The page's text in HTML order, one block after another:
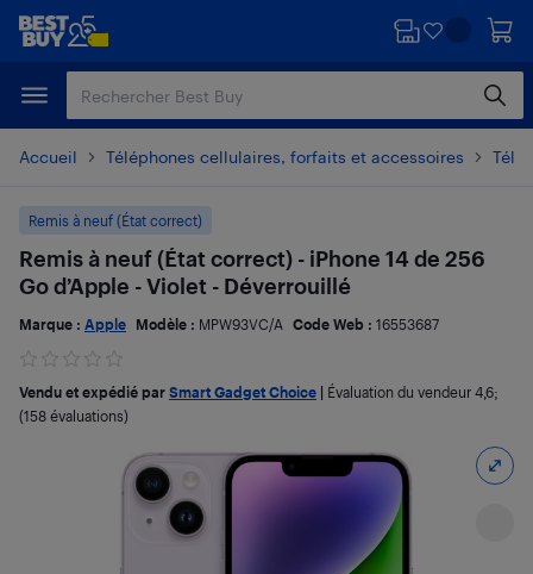
Passer
principal
Passer
Accueil Téléphones cellulaires, forfaits et accessoires
Remis à neuf (État correct)
Remis à neuf (État correct) - iPhone 14 de 256
Go d’Apple - Violet - Déverrouillé
Marque : Apple Modèle : MPW93VC/A Code Web : 16553687
Vendu et expédié par Smart Gadget Choice Évaluation du vendeur 4,6;
(158 évaluations)